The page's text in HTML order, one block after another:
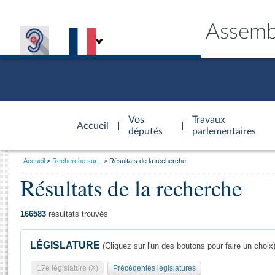
Accueil
d'accueil
Vos
députés
Travaux
parlementaires
Général
Vous
Accueil Recherche sur... Résultats de la recherche
Résultats de la recherche
166583 résultats trouvés
LÉGISLATURE (Cliquez sur l'un des boutons pour faire un choix)
17e législature (X) Précédentes législatures